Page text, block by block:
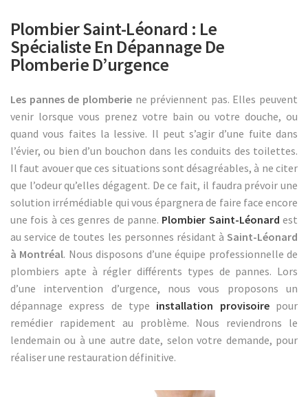
Plombier Saint-Léonard : Le
Spécialiste En Dépannage De
Plomberie D’urgence
Les pannes de plomberiene préviennent pas. Elles peuvent
venir lorsque vous prenez votre bain ou votre douche, ou
quand vous faites la lessive. Il peut s’agir d’une fuite dans
l’évier, ou bien d’un bouchon dans les conduits des toilettes.
Il faut avouer que ces situations sont désagréables, à ne citer
que l’odeur qu’elles dégagent. De ce fait, il faudra prévoir une
solution irrémédiable qui vous épargnera de faire face encore
une fois à ces genres de panne. Plombier Saint-Léonard est
au service de toutes les personnes résidant à Saint-Léonard
à Montréal. Nous disposons d’une équipe professionnelle de
plombiers apte à régler différents types de pannes. Lors
d’une intervention d’urgence, nous vous proposons un
dépannage express de type installation provisoirepour
remédier rapidement au problème. Nous reviendrons le
lendemain ou à une autre date, selon votre demande, pour
réaliser une restauration définitive.